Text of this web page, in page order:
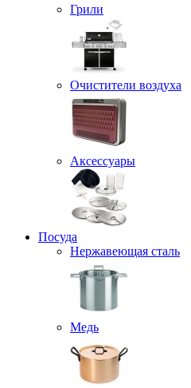
Грили
Очистители воздуха
Аксессуары
Посуда
Нержавеющая сталь
Медь